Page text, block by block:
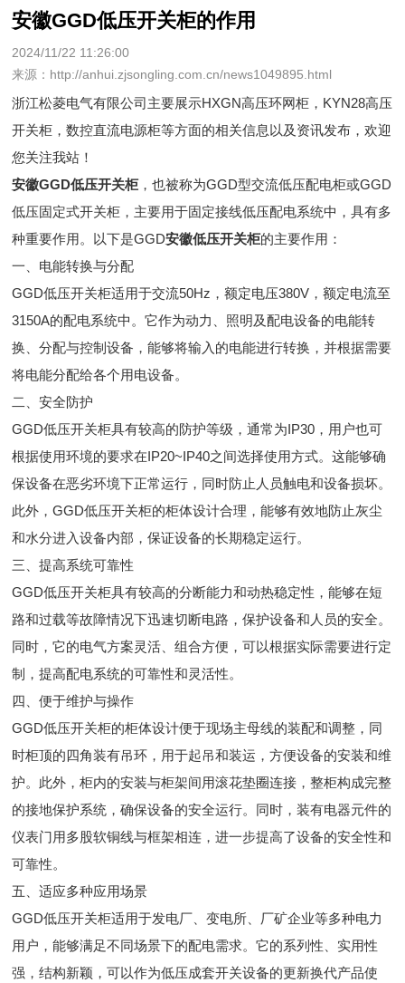
安徽GGD低压开关柜的作用
2024/11/22 11:26:00
来源：http://anhui.zjsongling.com.cn/news1049895.html
浙江松菱电气有限公司主要展示HXGN高压环网柜 ，KYN28高压
开关柜，数控直流电源柜等方面的相关信息以及资讯发布，欢迎
您关注我站！
安徽GGD低压开关柜，也被称为GGD型交流低压配电柜或GGD
低压固定式开关柜，主要用于固定接线低压配电系统中，具有多
种重要作用。以下是GGD安徽低压开关柜的主要作用：
一、电能转换与分配
GGD低压开关柜适用于交流50Hz，额定电压380V，额定电流至
3150A的配电系统中。它作为动力、照明及配电设备的电能转
换、分配与控制设备，能够将输入的电能进行转换，并根据需要
将电能分配给各个用电设备。
二、安全防护
GGD低压开关柜具有较高的防护等级，通常为IP30，用户也可
根据使用环境的要求在IP20~IP40之间选择使用方式。这能够确
保设备在恶劣环境下正常运行，同时防止人员触电和设备损坏。
此外，GGD低压开关柜的柜体设计合理，能够有效地防止灰尘
和水分进入设备内部，保证设备的长期稳定运行。
三、提高系统可靠性
GGD低压开关柜具有较高的分断能力和动热稳定性，能够在短
路和过载等故障情况下迅速切断电路，保护设备和人员的安全。
同时，它的电气方案灵活、组合方便，可以根据实际需要进行定
制，提高配电系统的可靠性和灵活性。
四、便于维护与操作
GGD低压开关柜的柜体设计便于现场主母线的装配和调整，同
时柜顶的四角装有吊环，用于起吊和装运，方便设备的安装和维
护。此外，柜内的安装与柜架间用滚花垫圈连接，整柜构成完整
的接地保护系统，确保设备的安全运行。同时，装有电器元件的
仪表门用多股软铜线与框架相连，进一步提高了设备的安全性和
可靠性。
五、适应多种应用场景
GGD低压开关柜适用于发电厂、变电所、厂矿企业等多种电力
用户，能够满足不同场景下的配电需求。它的系列性、实用性
强，结构新颖，可以作为低压成套开关设备的更新换代产品使